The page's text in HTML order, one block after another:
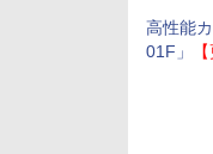
高性能
01F」